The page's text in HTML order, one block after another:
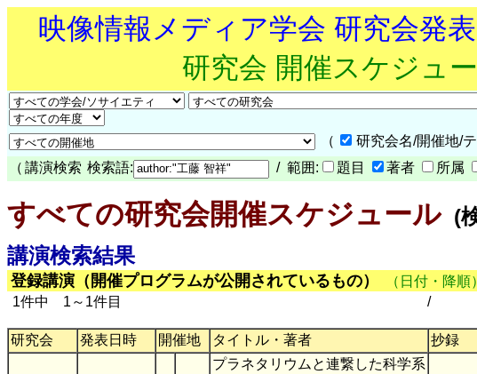
映像情報メディア学会 研究会発
研究会 開催スケジュ
（
研究会名/開催地/
（ 講演検索 検索語: / 範囲: 題目 著者 所属
すべての研究会開催スケジュール(検
講演検索結果
登録講演（開催プログラムが公開されているもの）
（日付・降順）
1件中 1～1件目
/
研究会 発表日時 開催地 タイトル・著者 抄録
プラネタリウムと連繋した科学系